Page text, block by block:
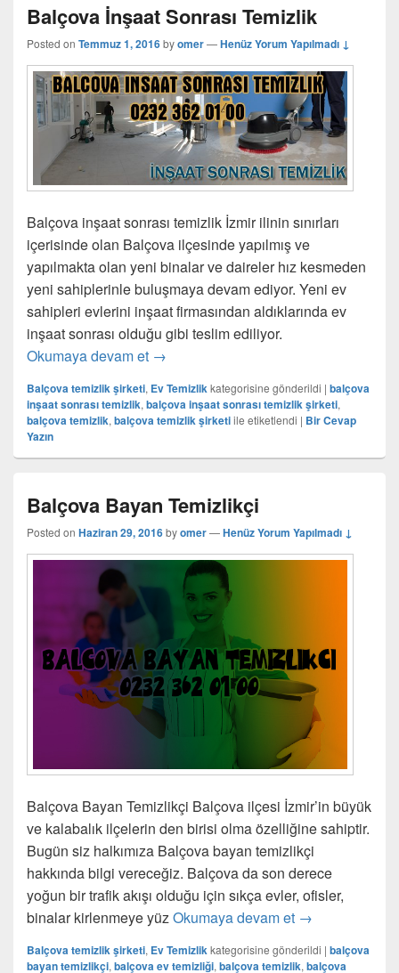
Balçova İnşaat Sonrası Temizlik
Posted on Temmuz 1, 2016byomer—Henüz Yorum Yapılmadı ↓
Balçova inşaat sonrası temizlik İzmir ilinin sınırları
içerisinde olan Balçova ilçesinde yapılmış ve
yapılmakta olan yeni binalar ve daireler hız kesmeden
yeni sahiplerinle buluşmaya devam ediyor. Yeni ev
sahipleri evlerini inşaat firmasından aldıklarında ev
inşaat sonrası olduğu gibi teslim ediliyor.
Okumaya devam et Balçova İnşaat Sonrası Temizlik
→
Balçova temizlik şirketi, Ev Temizlikkategorisine gönderildi | balçova
inşaat sonrası temizlik, balçova inşaat sonrası temizlik şirketi,
balçova temizlik, balçova temizlik şirketiile etiketlendi | Bir Cevap
Yazın
Balçova Bayan Temizlikçi
Posted on Haziran 29, 2016byomer—Henüz Yorum Yapılmadı ↓
Balçova Bayan Temizlikçi Balçova ilçesi İzmir’in büyük
ve kalabalık ilçelerin den birisi olma özelliğine sahiptir.
Bugün siz halkımıza Balçova bayan temizlikçi
hakkında bilgi vereceğiz. Balçova da son derece
yoğun bir trafik akışı olduğu için sıkça evler, ofisler,
binalar kirlenmeye yüzOkumaya devam et Balçova
→
Balçova temizlik şirketi, Ev Temizlikkategorisine gönderildi | balçova
bayan temizlikçi, balçova ev temizliği, balçova temizlik, balçova